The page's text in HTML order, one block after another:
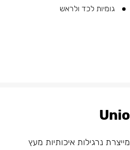
גומיות לכד ולראש
חברת Union Hookah מייצרת נרגילות איכותיות מעץ